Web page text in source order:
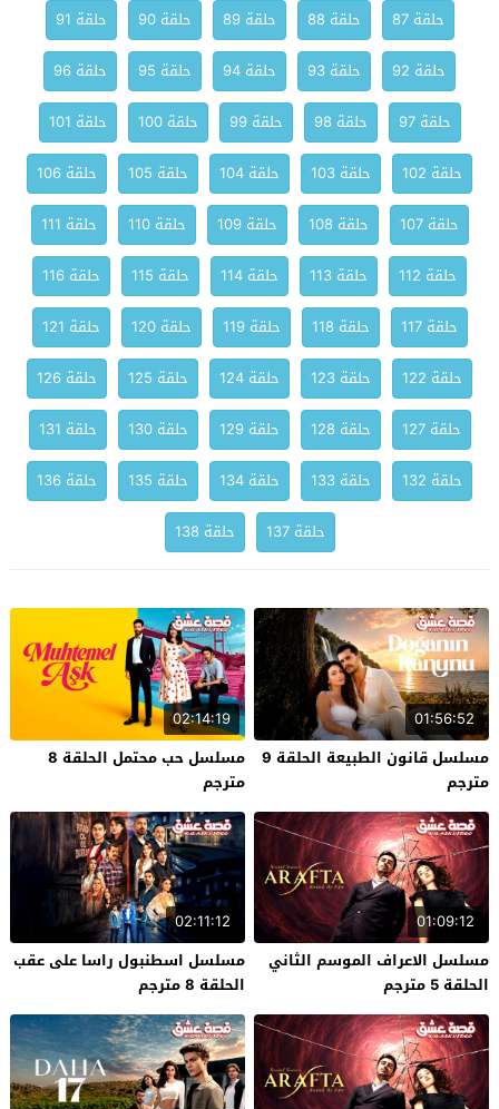
حلقة 87 حلقة 88 حلقة 89 حلقة 90
حلقة 91
حلقة 92
حلقة 93 حلقة 94 حلقة 95
حلقة 96
حلقة 97
حلقة 98 حلقة 99 حلقة 100
حلقة 101
حلقة 102
حلقة 103 حلقة 104 حلقة 105
حلقة 106
حلقة 107
حلقة 108 حلقة 109 حلقة 110
حلقة 111
حلقة 112
حلقة 113 حلقة 114 حلقة 115
حلقة 116
حلقة 117
حلقة 118 حلقة 119 حلقة 120
حلقة 121
حلقة 122
حلقة 123 حلقة 124 حلقة 125
حلقة 126
حلقة 127
حلقة 128 حلقة 129 حلقة 130
حلقة 131
حلقة 132
حلقة 133 حلقة 134 حلقة 135
حلقة 136
حلقة 137
حلقة 138
01:56:52
مسلسل قانون الطبيعة الحلقة 9
مترجم
02:14:19
مسلسل حب محتمل الحلقة 8
مترجم
01:09:12
مسلسل الاعراف الموسم الثاني
الحلقة 5 مترجم
02:11:12
مسلسل اسطنبول راسا على عقب
الحلقة 8 مترجم